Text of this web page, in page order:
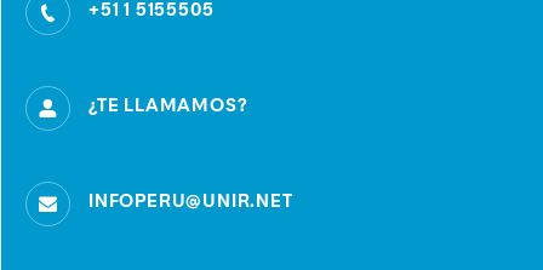
+51 1 5155505
¿TE LLAMAMOS?
INFOPERU@UNIR.NET